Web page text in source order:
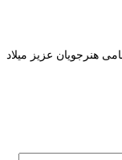
هنرجویان عزیز میلاد